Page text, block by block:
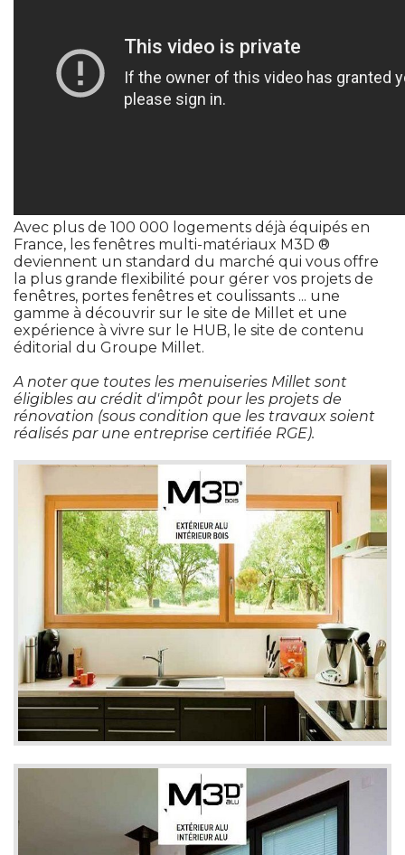
Avec plus de 100 000 logements déjà équipés en
France, les fenêtres multi-matériaux M3D ®
deviennent un standard du marché qui vous offre
la plus grande flexibilité pour gérer vos projets de
fenêtres, portes fenêtres et coulissants ... une
gamme à découvrir sur le site de Millet et une
expérience à vivre sur le HUB, le site de contenu
éditorial du Groupe Millet.
A noter que toutes les menuiseries Millet sont
éligibles au crédit d'impôt pour les projets de
rénovation (sous condition que les travaux soient
réalisés par une entreprise certifiée RGE).